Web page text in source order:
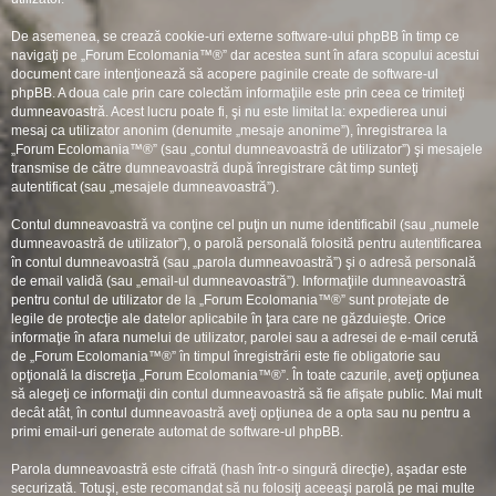
De asemenea, se crează cookie-uri externe software-ului phpBB în timp ce
navigaţi pe „Forum Ecolomania™®” dar acestea sunt în afara scopului acestui
document care intenţionează să acopere paginile create de software-ul
phpBB. A doua cale prin care colectăm informaţiile este prin ceea ce trimiteţi
dumneavoastră. Acest lucru poate fi, şi nu este limitat la: expedierea unui
mesaj ca utilizator anonim (denumite „mesaje anonime”), înregistrarea la
„Forum Ecolomania™®” (sau „contul dumneavoastră de utilizator”) şi mesajele
transmise de către dumneavoastră după înregistrare cât timp sunteţi
autentificat (sau „mesajele dumneavoastră”).
Contul dumneavoastră va conţine cel puţin un nume identificabil (sau „numele
dumneavoastră de utilizator”), o parolă personală folosită pentru autentificarea
în contul dumneavoastră (sau „parola dumneavoastră”) şi o adresă personală
de email validă (sau „email-ul dumneavoastră”). Informaţiile dumneavoastră
pentru contul de utilizator de la „Forum Ecolomania™®” sunt protejate de
legile de protecţie ale datelor aplicabile în ţara care ne găzduieşte. Orice
informaţie în afara numelui de utilizator, parolei sau a adresei de e-mail cerută
de „Forum Ecolomania™®” în timpul înregistrării este fie obligatorie sau
opţională la discreţia „Forum Ecolomania™®”. În toate cazurile, aveţi opţiunea
să alegeţi ce informaţii din contul dumneavoastră să fie afişate public. Mai mult
decât atât, în contul dumneavoastră aveţi opţiunea de a opta sau nu pentru a
primi email-uri generate automat de software-ul phpBB.
Parola dumneavoastră este cifrată (hash într-o singură direcţie), aşadar este
securizată. Totuşi, este recomandat să nu folosiţi aceeaşi parolă pe mai multe